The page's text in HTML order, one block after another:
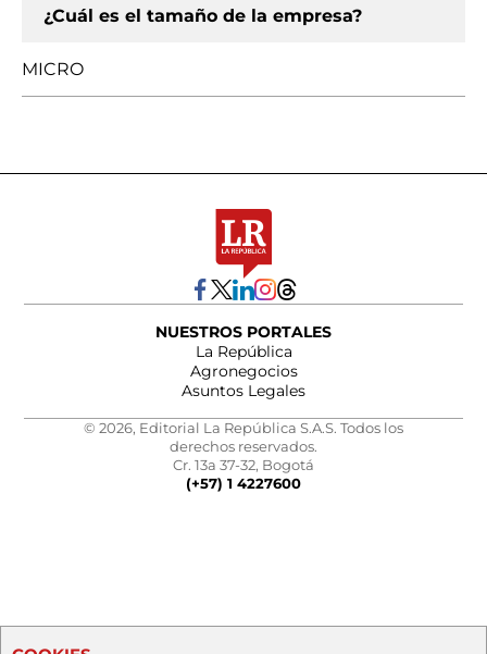
¿Cuál es el tamaño de la empresa?
MICRO
NUESTROS PORTALES
La República
Agronegocios
Asuntos Legales
© 2026, Editorial La República S.A.S. Todos los
derechos reservados.
Cr. 13a 37-32, Bogotá
(+57) 1 4227600